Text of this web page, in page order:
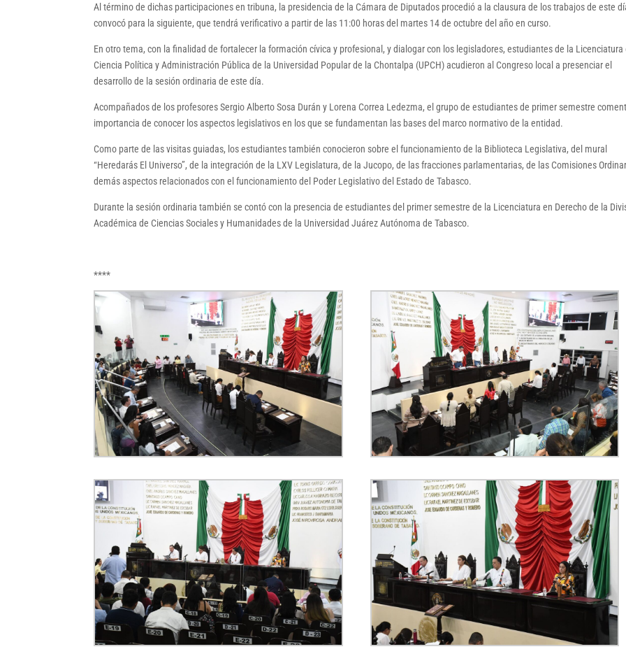
Al término de dichas participaciones en tribuna, la presidencia de la Cámara de Diputados procedió a la clausura de los trabajos de este
convocó para la siguiente, que tendrá verificativo a partir de las 11:00 horas del martes 14 de octubre del año en curso.
En otro tema, con la finalidad de fortalecer la formación cívica y profesional, y dialogar con los legisladores, estudiantes de la Licenciatura
Ciencia Política y Administración Pública de la Universidad Popular de la Chontalpa (UPCH) acudieron al Congreso local a presenciar el
desarrollo de la sesión ordinaria de este día.
Acompañados de los profesores Sergio Alberto Sosa Durán y Lorena Correa Ledezma, el grupo de estudiantes de primer semestre
importancia de conocer los aspectos legislativos en los que se fundamentan las bases del marco normativo de la entidad.
Como parte de las visitas guiadas, los estudiantes también conocieron sobre el funcionamiento de la Biblioteca Legislativa, del mural
“Heredarás El Universo”, de la integración de la LXV Legislatura, de la Jucopo, de las fracciones parlamentarias, de las Comisiones
demás aspectos relacionados con el funcionamiento del Poder Legislativo del Estado de Tabasco.
Durante la sesión ordinaria también se contó con la presencia de estudiantes del primer semestre de la Licenciatura en Derecho de la
Académica de Ciencias Sociales y Humanidades de la Universidad Juárez Autónoma de Tabasco.
****